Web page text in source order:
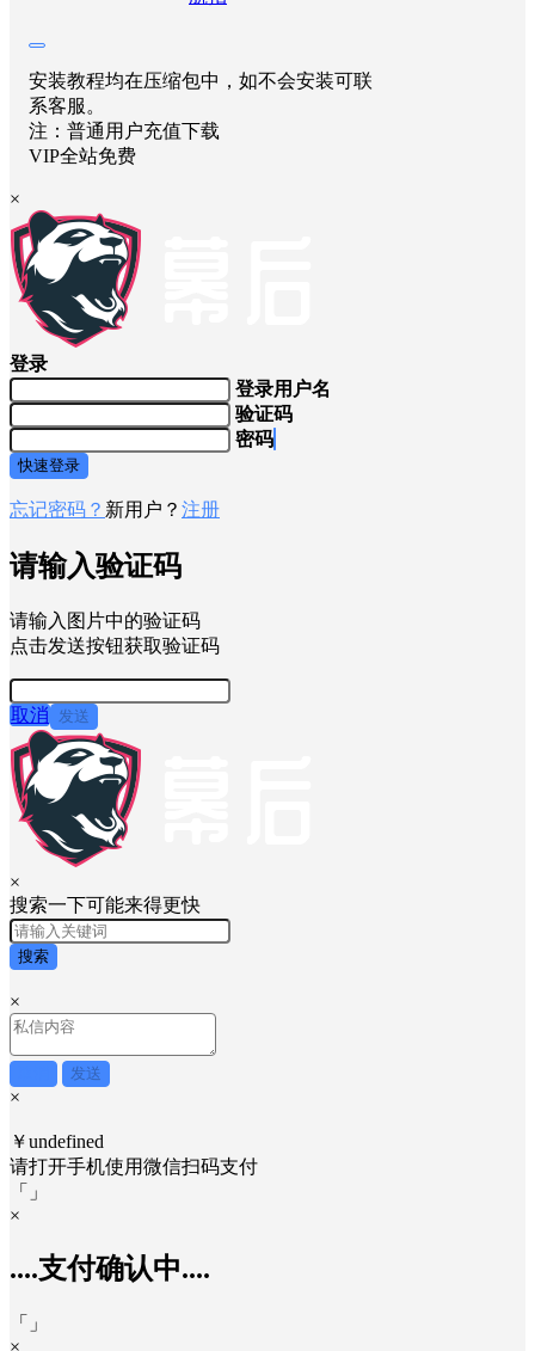
安装教程均在压缩包中，如不会安装可联
系客服。
注：普通用户充值下载
VIP全站免费
×
登录
登录用户名
验证码
密码
快速登录
忘记密码？ 新用户？ 注册
请输入验证码
请输入图片中的验证码
点击发送按钮获取验证码
取消 发送
×
搜索一下可能来得更快
搜索
×
发送
×
￥undefined
请打开手机使用微信扫码支付
「
」
×
....支付确认中....
「
」